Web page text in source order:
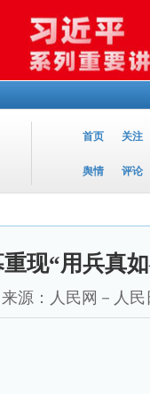
首页 关注
舆情 评论
现“用兵真
来源：人民网－人民